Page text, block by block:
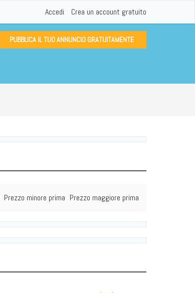
Accedi Crea un account gratuito
PUBBLICA IL TUO ANNUNCIO GRATUITAMENTE
Prezzo minore prima Prezzo maggiore prima